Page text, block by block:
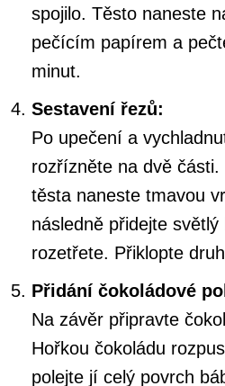
spojilo. Těsto naneste
pečícím papírem a
minut.
Sestavení řezů:
Po upečení a
rozřízněte na dvě
těsta naneste tmavou
následně přidejte
rozetřete. Přiklopte
Přidání čokoládové
Na závěr připravte
Hořkou čokoládu
polejte jí celý povrch